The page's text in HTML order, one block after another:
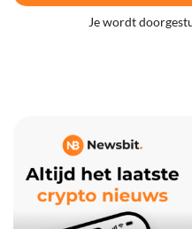
Je wordt